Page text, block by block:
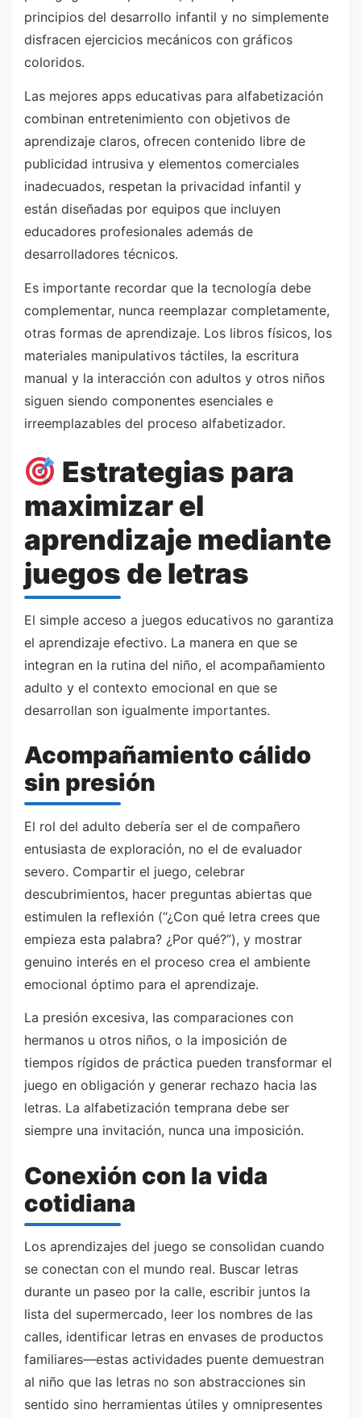
principios del desarrollo infantil y no simplemente
disfracen ejercicios mecánicos con gráficos
coloridos.
Las mejores apps educativas para alfabetización
combinan entretenimiento con objetivos de
aprendizaje claros, ofrecen contenido libre de
publicidad intrusiva y elementos comerciales
inadecuados, respetan la privacidad infantil y
están diseñadas por equipos que incluyen
educadores profesionales además de
desarrolladores técnicos.
Es importante recordar que la tecnología debe
complementar, nunca reemplazar completamente,
otras formas de aprendizaje. Los libros físicos, los
materiales manipulativos táctiles, la escritura
manual y la interacción con adultos y otros niños
siguen siendo componentes esenciales e
irreemplazables del proceso alfabetizador.
Estrategias para
maximizar el
aprendizaje mediante
juegos de letras
El simple acceso a juegos educativos no garantiza
el aprendizaje efectivo. La manera en que se
integran en la rutina del niño, el acompañamiento
adulto y el contexto emocional en que se
desarrollan son igualmente importantes.
Acompañamiento cálido
sin presión
El rol del adulto debería ser el de compañero
entusiasta de exploración, no el de evaluador
severo. Compartir el juego, celebrar
descubrimientos, hacer preguntas abiertas que
estimulen la reflexión (“¿Con qué letra crees que
empieza esta palabra? ¿Por qué?”), y mostrar
genuino interés en el proceso crea el ambiente
emocional óptimo para el aprendizaje.
La presión excesiva, las comparaciones con
hermanos u otros niños, o la imposición de
tiempos rígidos de práctica pueden transformar el
juego en obligación y generar rechazo hacia las
letras. La alfabetización temprana debe ser
siempre una invitación, nunca una imposición.
Conexión con la vida
cotidiana
Los aprendizajes del juego se consolidan cuando
se conectan con el mundo real. Buscar letras
durante un paseo por la calle, escribir juntos la
lista del supermercado, leer los nombres de las
calles, identificar letras en envases de productos
familiares—estas actividades puente demuestran
al niño que las letras no son abstracciones sin
sentido sino herramientas útiles y omnipresentes